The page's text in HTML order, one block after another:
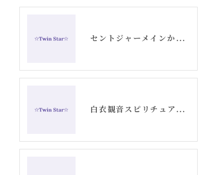
セントジャーメインからのメッセージ・水瓶座新月アリーシャ
白衣観音スピリチュアル女神開花チーム活動記録YouTube②